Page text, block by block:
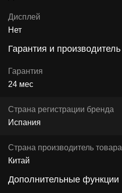
Дисплей
Нет
Гарантия и производитель
Гарантия
24 мес
Страна регистрации бренда
Испания
Страна производитель товара
Китай
Дополнительные функции